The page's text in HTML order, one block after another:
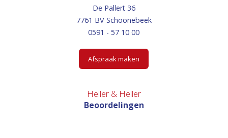
De Pallert 36
7761 BV Schoonebeek
0591 - 57 10 00
Afspraak maken
Heller & Heller
Beoordelingen